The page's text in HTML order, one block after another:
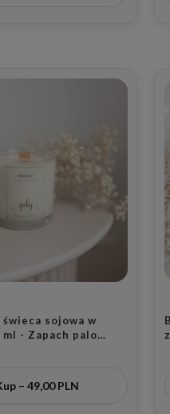
sojowa w
- Zapach palo
– 49,00 PLN